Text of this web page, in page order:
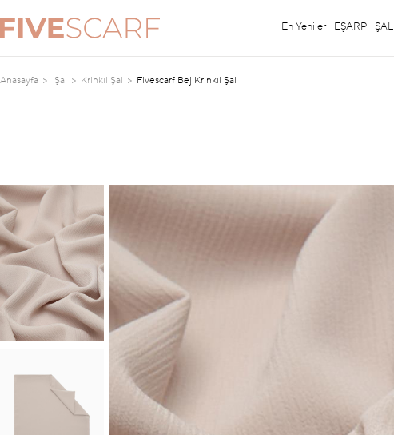
En Yeniler EŞARP ŞAL
Anasayfa Şal Krinkıl Şal Fivescarf Bej Krinkıl Şal